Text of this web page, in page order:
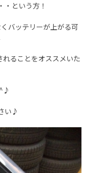
・という方！
バッテリーが上がる可
ることをオススメいた
い♪